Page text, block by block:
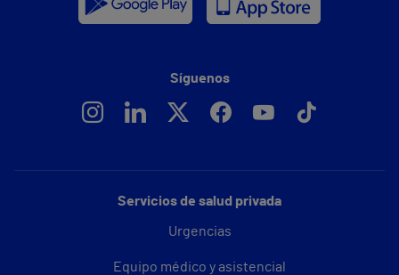
Servicios de salud privada
Urgencias
Equipo médico y asistencial
Síguenos